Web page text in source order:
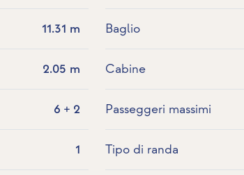
11.31 m Baglio
2.05 m Cabine
6 + 2 Passeggeri massimi
1 Tipo di randa